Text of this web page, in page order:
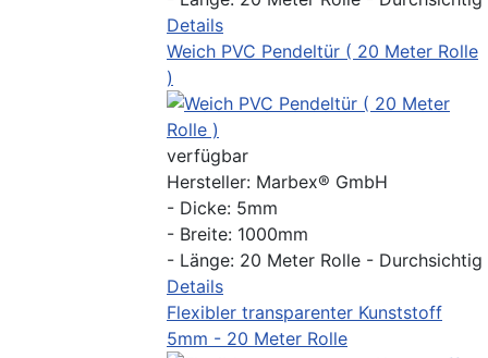
Details
Weich PVC Pendeltür ( 20 Meter Rolle
)
verfügbar
Hersteller: Marbex® GmbH
- Dicke: 5mm
- Breite: 1000mm
- Länge: 20 Meter Rolle - Durchsichtig
Details
Flexibler transparenter Kunststoff
5mm - 20 Meter Rolle